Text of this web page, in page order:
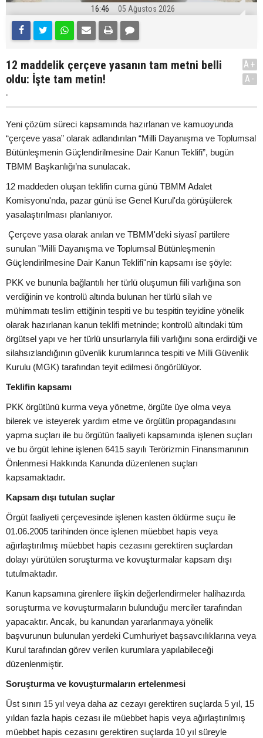
16:46 05 Ağustos 2026
12 maddelik çerçeve yasanın tam metni belli
oldu: İşte tam metin!
.
A+
A-
Yeni çözüm süreci kapsamında hazırlanan ve kamuoyunda
“çerçeve yasa” olarak adlandırılan “Milli Dayanışma ve Toplumsal
Bütünleşmenin Güçlendirilmesine Dair Kanun Teklifi”, bugün
TBMM Başkanlığı’na sunulacak.
12 maddeden oluşan teklifin cuma günü TBMM Adalet
Komisyonu'nda, pazar günü ise Genel Kurul'da görüşülerek
yasalaştırılması planlanıyor.
Çerçeve yasa olarak anılan ve TBMM'deki siyasî partilere
sunulan "Milli Dayanışma ve Toplumsal Bütünleşmenin
Güçlendirilmesine Dair Kanun Teklifi"nin kapsamı ise şöyle:
PKK ve bununla bağlantılı her türlü oluşumun fiili varlığına son
verdiğinin ve kontrolü altında bulunan her türlü silah ve
mühimmatı teslim ettiğinin tespiti ve bu tespitin teyidine yönelik
olarak hazırlanan kanun teklifi metninde; kontrolü altındaki tüm
örgütsel yapı ve her türlü unsurlarıyla fiili varlığını sona erdirdiği ve
silahsızlandığının güvenlik kurumlarınca tespiti ve Milli Güvenlik
Kurulu (MGK) tarafından teyit edilmesi öngörülüyor.
Teklifin kapsamı
PKK örgütünü kurma veya yönetme, örgüte üye olma veya
bilerek ve isteyerek yardım etme ve örgütün propagandasını
yapma suçları ile bu örgütün faaliyeti kapsamında işlenen suçları
ve bu örgüt lehine işlenen 6415 sayılı Terörizmin Finansmanının
Önlenmesi Hakkında Kanunda düzenlenen suçları
kapsamaktadır.
Kapsam dışı tutulan suçlar
Örgüt faaliyeti çerçevesinde işlenen kasten öldürme suçu ile
01.06.2005 tarihinden önce işlenen müebbet hapis veya
ağırlaştırılmış müebbet hapis cezasını gerektiren suçlardan
dolayı yürütülen soruşturma ve kovuşturmalar kapsam dışı
tutulmaktadır.
Kanun kapsamına girenlere ilişkin değerlendirmeler halihazırda
soruşturma ve kovuşturmaların bulunduğu merciler tarafından
yapacaktır. Ancak, bu kanundan yararlanmaya yönelik
başvurunun bulunulan yerdeki Cumhuriyet başsavcılıklarına veya
Kurul tarafından görev verilen kurumlara yapılabileceği
düzenlenmiştir.
Soruşturma ve kovuşturmaların ertelenmesi
Üst sınırı 15 yıl veya daha az cezayı gerektiren suçlarda 5 yıl, 15
yıldan fazla hapis cezası ile müebbet hapis veya ağırlaştırılmış
müebbet hapis cezasını gerektiren suçlarda 10 yıl süreyle